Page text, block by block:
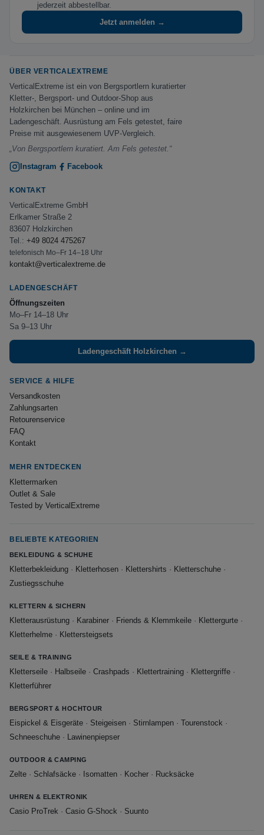
jederzeit abbestellbar.
Jetzt anmelden →
ÜBER VERTICALEXTREME
VerticalExtreme ist ein von Bergsportlern kuratierter
Kletter-, Bergsport- und Outdoor-Shop aus
Holzkirchen bei München – online und im
Ladengeschäft. Ausrüstung am Fels getestet, faire
Preise mit ausgewiesenem UVP-Vergleich.
„Von Bergsportlern kuratiert. Am Fels getestet.“
Instagram
Facebook
KONTAKT
VerticalExtreme GmbH
Erlkamer Straße 2
83607 Holzkirchen
Tel.: +49 8024 475267
telefonisch Mo–Fr 14–18 Uhr
kontakt@verticalextreme.de
LADENGESCHÄFT
Öffnungszeiten
Mo–Fr 14–18 Uhr
Sa 9–13 Uhr
Ladengeschäft Holzkirchen →
SERVICE & HILFE
Versandkosten
Zahlungsarten
Retourenservice
FAQ
Kontakt
MEHR ENTDECKEN
Klettermarken
Outlet & Sale
Tested by VerticalExtreme
BELIEBTE KATEGORIEN
BEKLEIDUNG & SCHUHE
Kletterbekleidung · Kletterhosen · Klettershirts · Kletterschuhe ·
Zustiegsschuhe
KLETTERN & SICHERN
Kletterausrüstung · Karabiner · Friends & Klemmkeile · Klettergurte ·
Kletterhelme · Klettersteigsets
SEILE & TRAINING
Kletterseile · Halbseile · Crashpads · Klettertraining · Klettergriffe ·
Kletterführer
BERGSPORT & HOCHTOUR
Eispickel & Eisgeräte · Steigeisen · Stirnlampen · Tourenstock ·
Schneeschuhe · Lawinenpiepser
OUTDOOR & CAMPING
Zelte · Schlafsäcke · Isomatten · Kocher · Rucksäcke
UHREN & ELEKTRONIK
Casio ProTrek · Casio G-Shock · Suunto